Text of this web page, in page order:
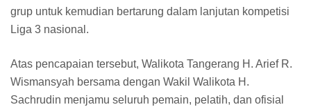
grup untuk kemudian bertarung dalam lanjutan kompetisi
Liga 3 nasional.
Atas pencapaian tersebut, Walikota Tangerang H. Arief R.
Wismansyah bersama dengan Wakil Walikota H.
Sachrudin menjamu seluruh pemain, pelatih, dan ofisial